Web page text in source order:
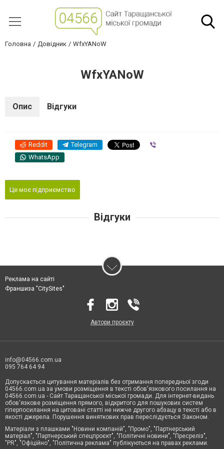
Головна Довідник WfxYANoW
WfxYANoW
Опис Відгуки
Reddit Telegram
WhatsApp
Це моє підприємство
Відгуки
Реклама на сайті
Франшиза "CitySites"
Автори проєкту
info@04566.com.ua
095 764 64 94
Допускається цитування матеріалів без отримання попередньої згоди
04566.com.ua за умови розміщення в тексті обов'язкового посилання на
04566.com.ua - Cайт Таращанської міської громади. Для інтернет-видань
обов'язкове розміщення прямого, відкритого для пошукових систем
гіперпосилання на цитовані статті не нижче другого абзацу в тексті або в
якості джерела. Порушення виняткових прав переслідується Законом.
Матеріали з плашками "Новини компаній", "Промо", "Партнерський
матеріал", "Партнерський спецпроєкт", "Політичні новини", "Пресреліз",
"PR", "Офіційно", "Політична реклама" публікуються на правах реклами.